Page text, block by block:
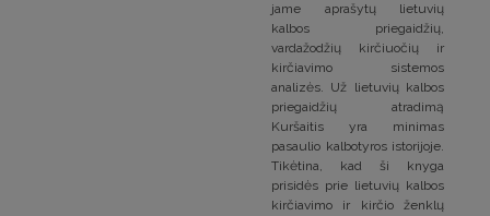
jame aprašytų lietuvių
kalbos priegaidžių,
vardažodžių kirčiuočių ir
kirčiavimo sistemos
analizės. Už lietuvių kalbos
priegaidžių atradimą
Kuršaitis yra minimas
pasaulio kalbotyros istorijoje.
Tikėtina, kad ši knyga
prisidės prie lietuvių kalbos
kirčiavimo ir kirčio ženklų